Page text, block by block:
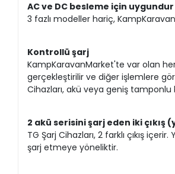
AC ve DC besleme için
3 fazlı modeller hariç,
Kontrollü şarj
KampKaravanMarket'te var olan
gerçekleştirilir ve diğer işlemlere
Cihazları, akü veya geniş
2 akü serisini şarj eden iki çıkış
TG Şarj Cihazları, 2 farklı çıkış
şarj etmeye yöneliktir.